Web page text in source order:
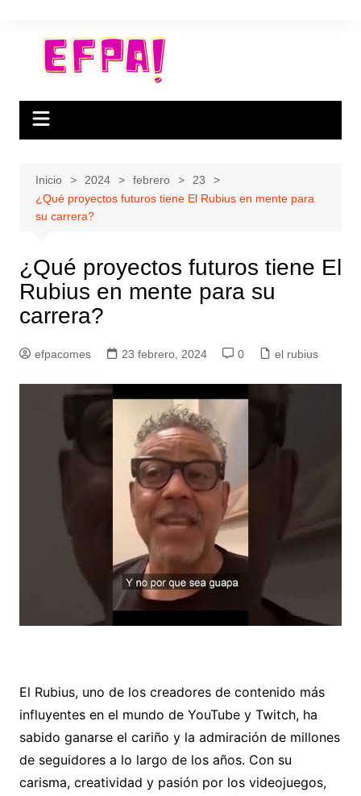
contenido
Inicio 2024 febrero
23
¿Qué proyectos futuros tiene El Rubius en mente para
su carrera?
¿Qué proyectos futuros tiene El
Rubius en mente para su
carrera?
efpacomes 23 febrero, 2024 0 el rubius
El Rubius, uno de los creadores de contenido más
influyentes en el mundo de YouTube y Twitch, ha
sabido ganarse el cariño y la admiración de millones
de seguidores a lo largo de los años. Con su
carisma, creatividad y pasión por los videojuegos,